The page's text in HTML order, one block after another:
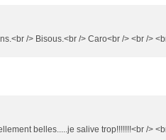
/> Bisous.<br /> Caro<br /> <br />
belles.....je salive trop!!!!!!!<br />